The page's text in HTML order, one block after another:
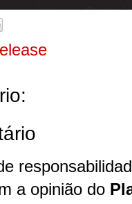
a opinião do